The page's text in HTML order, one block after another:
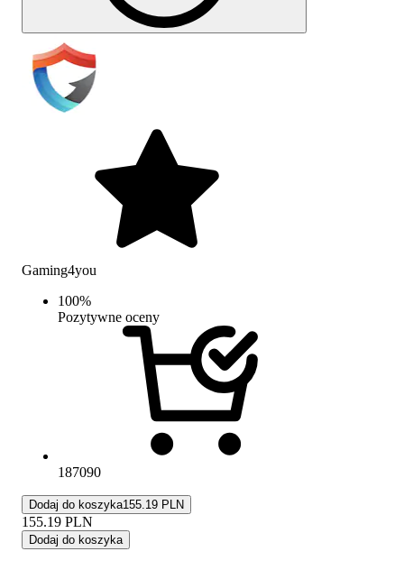
Gaming4you
100%
Pozytywne oceny
187090
Dodaj do koszyka155.19 PLN
155.19 PLN
Dodaj do koszyka